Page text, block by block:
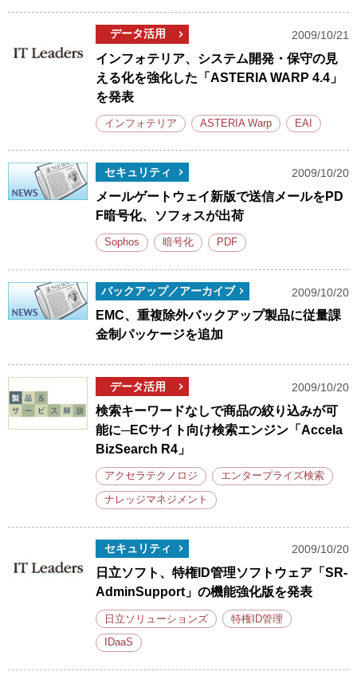
データ活用 2009/10/21
インフォテリア、システム開発・保守の見
える化を強化した「ASTERIA WARP 4.4」
を発表
インフォテリア ASTERIA Warp EAI
セキュリティ 2009/10/20
メールゲートウェイ新版で送信メールをPD
F暗号化、ソフォスが出荷
Sophos 暗号化 PDF
バックアップ／アーカイブ 2009/10/20
EMC、重複除外バックアップ製品に従量課
金制パッケージを追加
データ活用 2009/10/20
検索キーワードなしで商品の絞り込みが可
能に─ECサイト向け検索エンジン「Accela
BizSearch R4」
アクセラテクノロジ エンタープライズ検索
ナレッジマネジメント
セキュリティ 2009/10/20
日立ソフト、特権ID管理ソフトウェア「SR-
AdminSupport」の機能強化版を発表
日立ソリューションズ 特権ID管理
IDaaS